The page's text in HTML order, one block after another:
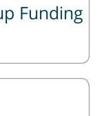
Funding